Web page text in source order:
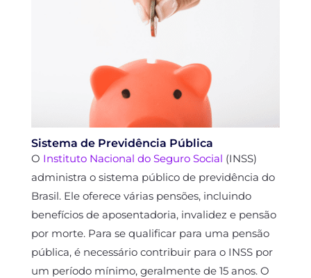
Sistema de Previdência Pública
O Instituto Nacional do Seguro Social (INSS)
administra o sistema público de previdência do
Brasil. Ele oferece várias pensões, incluindo
benefícios de aposentadoria, invalidez e pensão
por morte. Para se qualificar para uma pensão
pública, é necessário contribuir para o INSS por
um período mínimo, geralmente de 15 anos. O